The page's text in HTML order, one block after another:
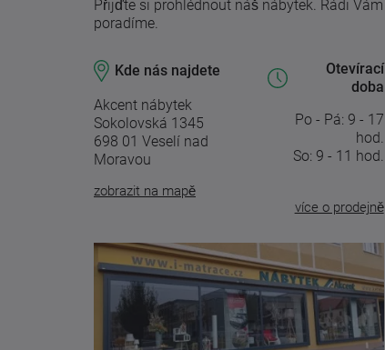
Přijďte si prohlédnout náš nábytek. Rádi Vám
poradíme.
Kde nás najdete
Akcent nábytek
Sokolovská 1345
698 01 Veselí nad
Moravou
zobrazit na mapě
Otevírací
doba
Po - Pá: 9 - 17
hod.
So: 9 - 11 hod.
více o prodejně